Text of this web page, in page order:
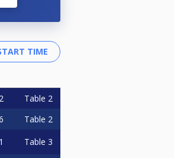
Table 2
Table 2
Table 3